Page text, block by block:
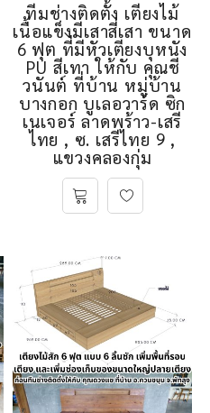
ทีมช่างติดตั้ง เตียงไม้
เนื้อแข็งมีเสาสี่เสา ขนาด
6 ฟุต ที่มีหัวเตียงบุหนัง
PU สีเทา ให้กับ คุณชี
วนันต์ ที่บ้าน หมู่บ้าน
บางกอก บูเลอวาร์ด ซิก
เนเจอร์ ลาดพร้าว-เสรี
ไทย , ซ. เสรีไทย 9 ,
แขวงคลองกุ่ม